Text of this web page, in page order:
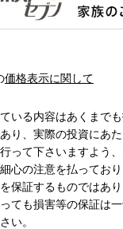
価格表示に関して
いる内容はあくまで
り、実際の投資にあ
って下さいますよう
心の注意を払ってお
保証するものではあ
ても損害等の保証は
い。